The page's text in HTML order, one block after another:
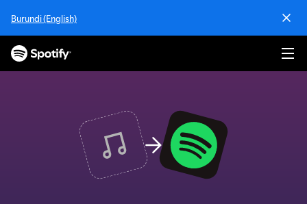
s
Burundi (English)